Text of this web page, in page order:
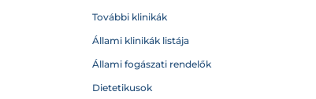
További klinikák
Állami klinikák listája
Állami fogászati rendelők
Dietetikusok